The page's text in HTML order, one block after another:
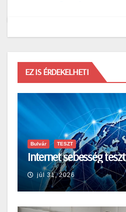
EZ IS ÉRDEKELHETI
Bulvár TESZT
Internet sebesség teszt
júl 31, 2026